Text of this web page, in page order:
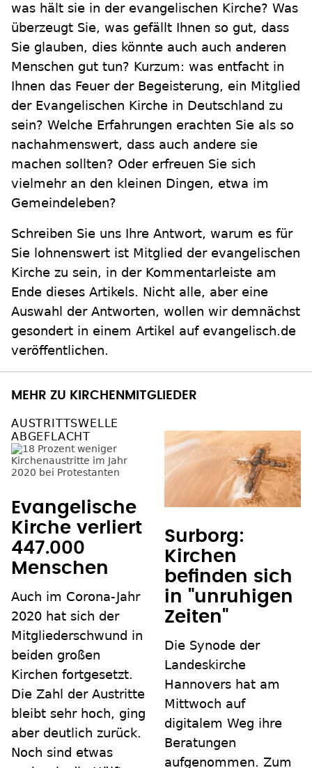
was hält sie in der evangelischen Kirche? Was
überzeugt Sie, was gefällt Ihnen so gut, dass
Sie glauben, dies könnte auch auch anderen
Menschen gut tun? Kurzum: was entfacht in
Ihnen das Feuer der Begeisterung, ein Mitglied
der Evangelischen Kirche in Deutschland zu
sein? Welche Erfahrungen erachten Sie als so
nachahmenswert, dass auch andere sie
machen sollten? Oder erfreuen Sie sich
vielmehr an den kleinen Dingen, etwa im
Gemeindeleben?
Schreiben Sie uns Ihre Antwort, warum es für
Sie lohnenswert ist Mitglied der evangelischen
Kirche zu sein, in der Kommentarleiste am
Ende dieses Artikels. Nicht alle, aber eine
Auswahl der Antworten, wollen wir demnächst
gesondert in einem Artikel auf evangelisch.de
veröffentlichen.
MEHR ZU KIRCHENMITGLIEDER
AUSTRITTSWELLE
ABGEFLACHT
Evangelische
Kirche verliert
447.000
Menschen
Auch im Corona-Jahr
2020 hat sich der
Mitgliederschwund in
beiden großen
Kirchen fortgesetzt.
Die Zahl der Austritte
bleibt sehr hoch, ging
aber deutlich zurück.
Noch sind etwas
Surborg:
Kirchen
befinden sich
in "unruhigen
Zeiten"
Die Synode der
Landeskirche
Hannovers hat am
Mittwoch auf
digitalem Weg ihre
Beratungen
aufgenommen. Zum